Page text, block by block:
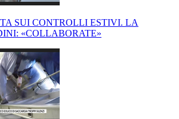
SUI CONTROLLI ESTIVI. LA
«COLLABORATE»